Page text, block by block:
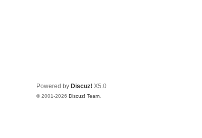
Powered by Discuz! X5.0
© 2001-2026 Discuz! Team